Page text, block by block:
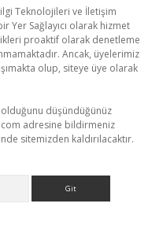
Teknolojileri ve İletişim
Yer Sağlayıcı olarak hizmet
proaktif olarak denetleme
Ancak, üyelerimiz
olup, siteye üye olarak
olduğunu düşündüğünüz
adresine bildirmeniz
sitemizden kaldırılacaktır.